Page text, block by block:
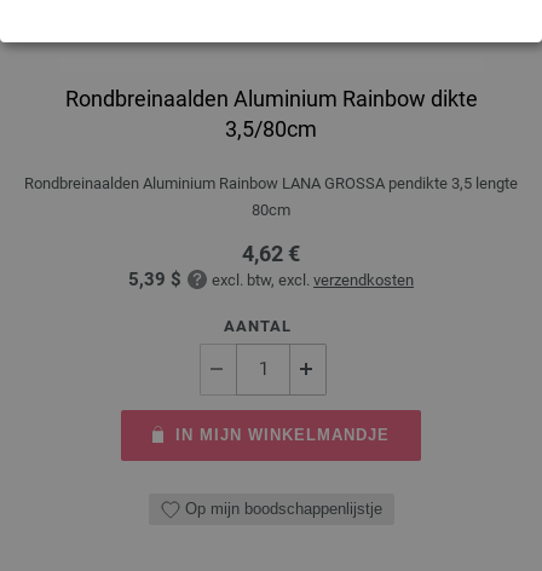
Rondbreinaalden Aluminium Rainbow dikte
3,5/80cm
Rondbreinaalden Aluminium Rainbow LANA GROSSA pendikte 3,5 lengte
80cm
4,62 €
5,39 $ excl. btw, excl. verzendkosten
AANTAL
IN MIJN WINKELMANDJE
Op mijn boodschappenlijstje